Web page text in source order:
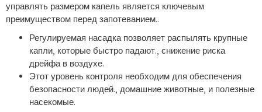
управлять размером капель является ключевым
преимуществом перед запотеванием..
Регулируемая насадка позволяет распылять крупные
капли, которые быстро падают., снижение риска
дрейфа в воздухе.
Этот уровень контроля необходим для обеспечения
безопасности людей., домашние животные, и полезные
насекомые.